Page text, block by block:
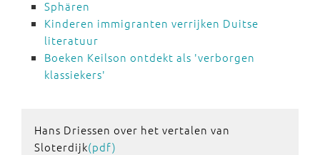
Sphären
Kinderen immigranten verrijken Duitse
literatuur
Boeken Keilson ontdekt als 'verborgen
klassiekers'
Hans Driessen over het vertalen van
Sloterdijk(pdf)